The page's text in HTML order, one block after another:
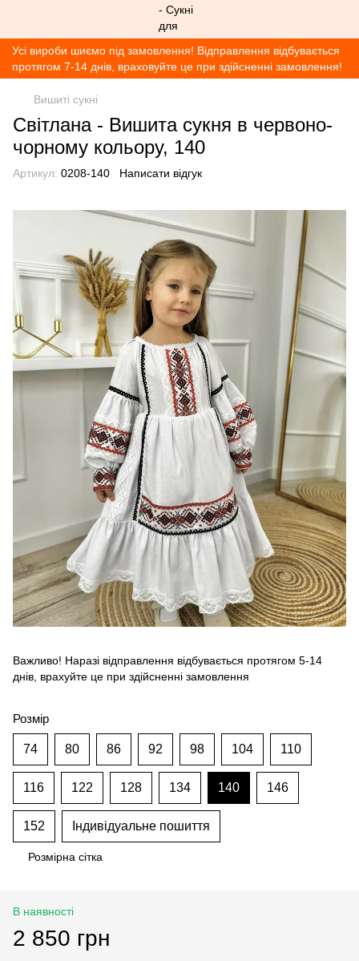
Усі вироби шиємо під замовлення! Відправлення відбувається
протягом 7-14 днів, враховуйте це при здійсненні замовлення!
Вишиті сукні
Світлана - Вишита сукня в червоно-
чорному кольору, 140
Артикул: 0208-140 Написати відгук
Важливо! Наразі відправлення відбувається протягом 5-14
днів, врахуйте це при здійсненні замовлення
Розмір
74 80 86 92 98 104 110
116 122 128 134 140 146
152 Індивідуальне пошиття
Розмірна сітка
В наявності
2 850 грн